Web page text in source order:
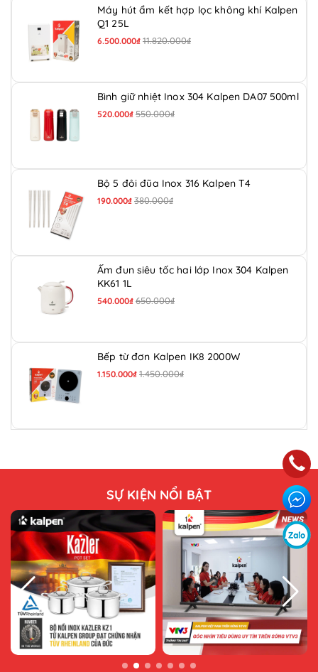
Máy hút ẩm kết hợp lọc không khí Kalpen
Q1 25L
6.500.000₫ 11.820.000₫
Bình giữ nhiệt Inox 304 Kalpen DA07 500ml
520.000₫ 550.000₫
Bộ 5 đôi đũa Inox 316 Kalpen T4
190.000₫ 380.000₫
Ấm đun siêu tốc hai lớp Inox 304 Kalpen
KK61 1L
540.000₫ 650.000₫
Bếp từ đơn Kalpen IK8 2000W
1.150.000₫ 1.450.000₫
SỰ KIỆN NỔI BẬT